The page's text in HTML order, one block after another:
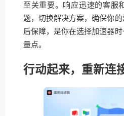
至关重要。响应迅速的客服
题，切换解决方案，确保你
后保障，是你在选择加速器
量点。
行动起来，重新连